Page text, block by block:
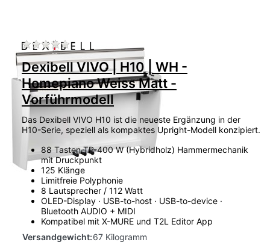
Zu diesem Produkt liegen noch keine
Dexibell VIVO | H10 | WH -
Homepiano Weiss Matt -
Vorführmodell
Das Dexibell VIVO H10 ist die neueste Ergänzung in der
H10-Serie, speziell als kompaktes Upright-Modell konzipiert.
88 Tasten TP-400 W (Hybridholz) Hammermechanik
mit Druckpunkt
125 Klänge
Limitfreie Polyphonie
8 Lautsprecher / 112 Watt
OLED-Display · USB-to-host · USB-to-device ·
Bluetooth AUDIO + MIDI
Kompatibel mit X-MURE und T2L Editor App
Versandgewicht:67 Kilogramm